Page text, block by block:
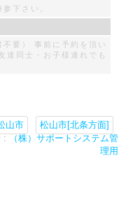
下さい。
要） 事前に予約を頂い
達同士・お子様連れでも
山市
松山市[北条方面]
:
（株）サポートシステム管
理用